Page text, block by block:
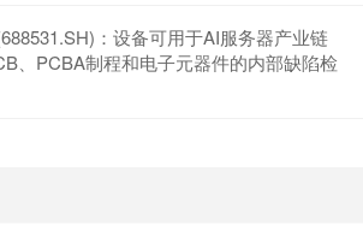
：设备可用于AI服务器产业链
、PCBA制程和电子元器件的内部缺陷检